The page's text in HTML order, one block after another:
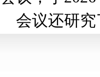
会议还研究